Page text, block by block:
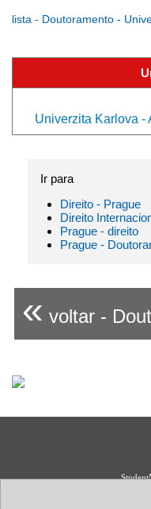
lista - Doutoramento -
Univerzita Karlova -
Ir para
Direito - Prague
Direito
Prague - direito
Prague -
« voltar -